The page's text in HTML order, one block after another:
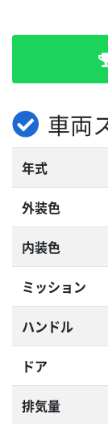
車両
年式
外装色
内装色
ミッション
ハンドル
ドア
排気量